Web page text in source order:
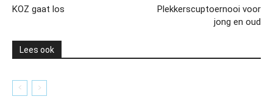
KOZ gaat los
Plekkerscuptoernooi voor
jong en oud
Lees ook